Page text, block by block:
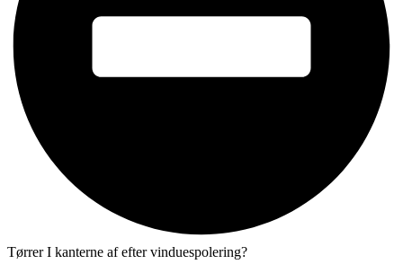
Tørrer I kanterne af efter vinduespolering?